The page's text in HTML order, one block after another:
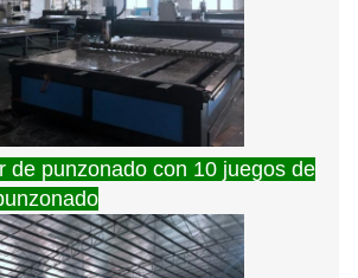
de punzonado con 10 juegos de